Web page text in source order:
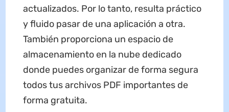
actualizados. Por lo tanto, resulta práctico
y fluido pasar de una aplicación a otra.
También proporciona un espacio de
almacenamiento en la nube dedicado
donde puedes organizar de forma segura
todos tus archivos PDF importantes de
forma gratuita.